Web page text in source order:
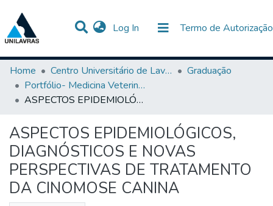
Log In (current) Termo de Autorização
Statistics
Communities & Collections
All of DSpace
Home
Centro Universitário de Lavras-UNILAVRAS
Graduação
Portfólio- Medicina Veterinária
ASPECTOS EPIDEMIOLÓGICOS, DIAGNÓSTICOS E NOVAS PERSPECTIVAS DE TRATAMENTO DA CINOMOSE CANINA
ASPECTOS EPIDEMIOLÓGICOS,
DIAGNÓSTICOS E NOVAS
PERSPECTIVAS DE TRATAMENTO
DA CINOMOSE CANINA